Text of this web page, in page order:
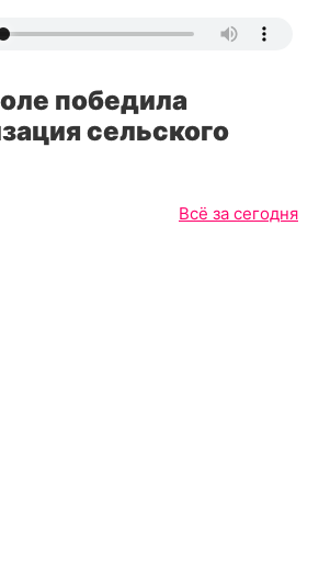
победила
сельского
Всё за сегодня